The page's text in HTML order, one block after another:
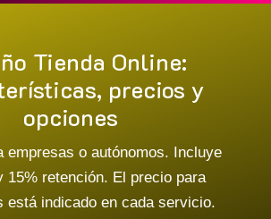
Tienda Online:
precios y
opciones
empresas o autónomos. Incluye
15% retención. El precio para
está indicado en cada servicio.